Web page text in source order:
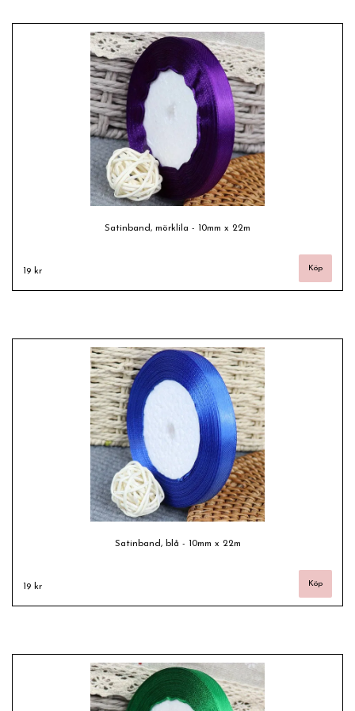
Satinband, mörklila - 10mm x 22m
19 kr
Satinband, blå - 10mm x 22m
19 kr